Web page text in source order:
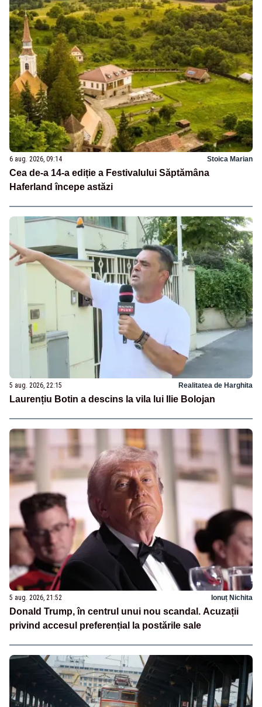
6 aug. 2026, 09:14 Stoica Marian
Cea de-a 14-a ediție a Festivalului Săptămâna
Haferland începe astăzi
5 aug. 2026, 22:15 Realitatea de Harghita
Laurențiu Botin a descins la vila lui Ilie Bolojan
5 aug. 2026, 21:52 Ionuț Nichita
Donald Trump, în centrul unui nou scandal. Acuzații
privind accesul preferențial la postările sale